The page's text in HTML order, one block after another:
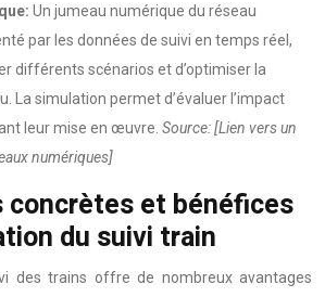
Un jumeau numérique du réseau
par les données de suivi en temps réel,
différents scénarios et d’optimiser la
La simulation permet d’évaluer l’impact
leur mise en œuvre. Source: [Lien vers un
numériques]
concrètes et bénéfices
du suivi train
des trains offre de nombreux avantages